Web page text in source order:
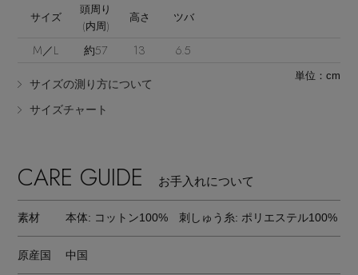
ELLE SHOP 公式アプリ
サイズ
頭周り
(内周)
高さ ツバ
M／L 約57 13 6.5
サイズの測り方について
サイズチャート
単位：cm
CARE GUIDE お手入れについて
素材 本体: コットン100% 刺しゅう糸: ポリエステル100%
原産国 中国